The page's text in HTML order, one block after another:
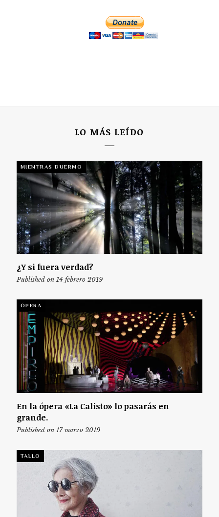
LO MÁS LEÍDO
MIENTRAS DUERMO
¿Y si fuera verdad?
Published on 14 febrero 2019
ÓPERA
En la ópera «La Calisto» lo pasarás en
grande.
Published on 17 marzo 2019
TALLO